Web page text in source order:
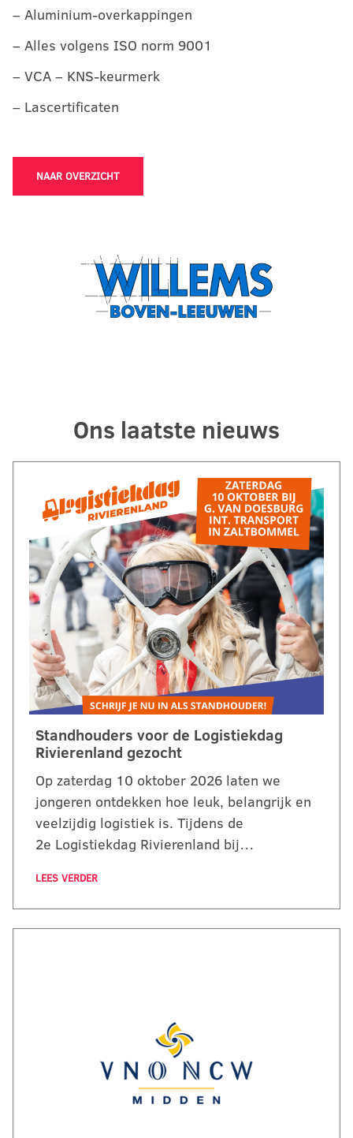
– Aluminium-overkappingen
– Alles volgens ISO norm 9001
– VCA – KNS-keurmerk
– Lascertificaten
NAAR OVERZICHT
Ons laatste nieuws
Standhouders voor de Logistiekdag
Rivierenland gezocht
Op zaterdag 10 oktober 2026 laten we
jongeren ontdekken hoe leuk, belangrijk en
veelzijdig logistiek is. Tijdens de
2e Logistiekdag Rivierenland bij…
LEES VERDER